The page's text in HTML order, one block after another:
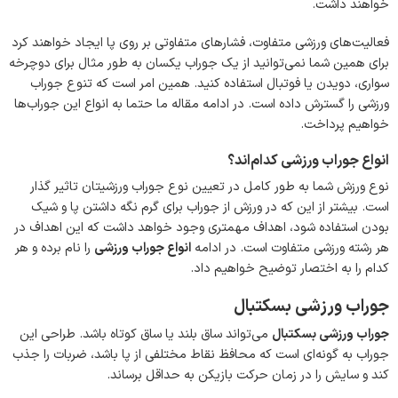
خواهند داشت.
فعالیت‌های ورزشی متفاوت، فشارهای متفاوتی بر روی پا ایجاد خواهند کرد
برای همین شما نمی‌توانید از یک جوراب یکسان به طور مثال برای دوچرخه
سواری، دویدن یا فوتبال استفاده کنید. همین امر است که تنوع جوراب
ورزشی را گسترش داده است. در ادامه مقاله ما حتما به انواع این جوراب‌ها
خواهیم پرداخت.
انواع جوراب ورزشی کدام‌اند؟
نوع ورزش شما به طور کامل در تعیین نوع جوراب ورزشیتان تاثیر گذار
است. بیشتر از این که در ورزش از جوراب برای گرم نگه داشتن پا و شیک
بودن استفاده شود، اهداف مهمتری وجود خواهد داشت که این اهداف در
هر رشته ورزشی متفاوت است. در ادامه انواع جوراب ورزشی را نام برده و هر
کدام را به اختصار توضیح خواهیم داد.
جوراب ورزشی بسکتبال
جوراب‌ ورزشی بسکتبال می‌تواند ساق بلند یا ساق کوتاه باشد. طراحی این
جوراب به گونه‌ای است که محافظ نقاط مختلفی از پا باشد، ضربات را جذب
کند و سایش را در زمان حرکت بازیکن به حداقل برساند.